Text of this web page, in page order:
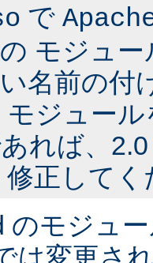
で
モジュ
名前の付
モジュー
れば、
修正して
のモジュ
は変更さ